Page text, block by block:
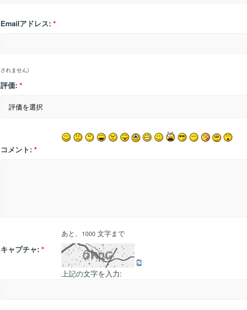
Emailアドレス: *
されません)
評価: *
コメント: *
あと、 1000 文字まで
キャプチャ: *
上記の文字を入力: